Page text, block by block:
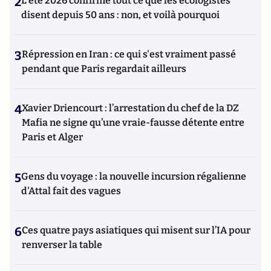
disent depuis 50 ans : non, et voilà pourquoi
3Répression en Iran : ce qui s'est vraiment passé
pendant que Paris regardait ailleurs
4Xavier Driencourt : l’arrestation du chef de la DZ
Mafia ne signe qu’une vraie-fausse détente entre
Paris et Alger
5Gens du voyage : la nouvelle incursion régalienne
d'Attal fait des vagues
6Ces quatre pays asiatiques qui misent sur l’IA pour
renverser la table